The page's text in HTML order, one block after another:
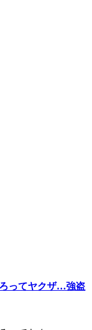
ってヤクザ…強盗